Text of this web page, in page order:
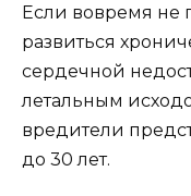
Если вовремя не
развиться
сердечной
летальным
вредители
до 30 лет.